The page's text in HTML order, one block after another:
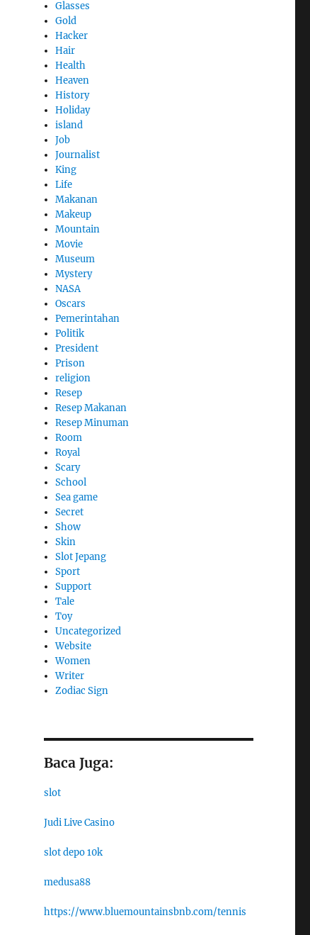
Glasses
Gold
Hacker
Hair
Health
Heaven
History
Holiday
island
Job
Journalist
King
Life
Makanan
Makeup
Mountain
Movie
Museum
Mystery
NASA
Oscars
Pemerintahan
Politik
President
Prison
religion
Resep
Resep Makanan
Resep Minuman
Room
Royal
Scary
School
Sea game
Secret
Show
Skin
Slot Jepang
Sport
Support
Tale
Toy
Uncategorized
Website
Women
Writer
Zodiac Sign
Baca Juga:
slot
Judi Live Casino
slot depo 10k
medusa88
https://www.bluemountainsbnb.com/tennis